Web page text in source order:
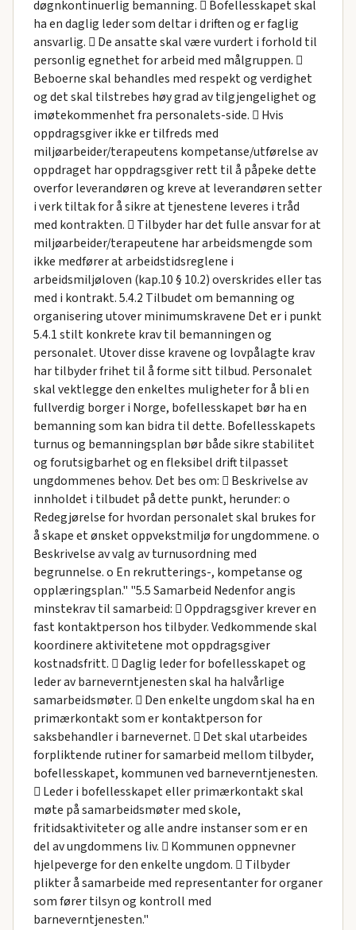
døgnkontinuerlig bemanning.  Bofellesskapet skal
ha en daglig leder som deltar i driften og er faglig
ansvarlig.  De ansatte skal være vurdert i forhold til
personlig egnethet for arbeid med målgruppen. 
Beboerne skal behandles med respekt og verdighet
og det skal tilstrebes høy grad av tilgjengelighet og
imøtekommenhet fra personalets-side.  Hvis
oppdragsgiver ikke er tilfreds med
miljøarbeider/terapeutens kompetanse/utførelse av
oppdraget har oppdragsgiver rett til å påpeke dette
overfor leverandøren og kreve at leverandøren setter
i verk tiltak for å sikre at tjenestene leveres i tråd
med kontrakten.  Tilbyder har det fulle ansvar for at
miljøarbeider/terapeutene har arbeidsmengde som
ikke medfører at arbeidstidsreglene i
arbeidsmiljøloven (kap.10 § 10.2) overskrides eller tas
med i kontrakt. 5.4.2 Tilbudet om bemanning og
organisering utover minimumskravene Det er i punkt
5.4.1 stilt konkrete krav til bemanningen og
personalet. Utover disse kravene og lovpålagte krav
har tilbyder frihet til å forme sitt tilbud. Personalet
skal vektlegge den enkeltes muligheter for å bli en
fullverdig borger i Norge, bofellesskapet bør ha en
bemanning som kan bidra til dette. Bofellesskapets
turnus og bemanningsplan bør både sikre stabilitet
og forutsigbarhet og en fleksibel drift tilpasset
ungdommenes behov. Det bes om:  Beskrivelse av
innholdet i tilbudet på dette punkt, herunder: o
Redegjørelse for hvordan personalet skal brukes for
å skape et ønsket oppvekstmiljø for ungdommene. o
Beskrivelse av valg av turnusordning med
begrunnelse. o En rekrutterings-, kompetanse og
opplæringsplan." "5.5 Samarbeid Nedenfor angis
minstekrav til samarbeid:  Oppdragsgiver krever en
fast kontaktperson hos tilbyder. Vedkommende skal
koordinere aktivitetene mot oppdragsgiver
kostnadsfritt.  Daglig leder for bofellesskapet og
leder av barneverntjenesten skal ha halvårlige
samarbeidsmøter.  Den enkelte ungdom skal ha en
primærkontakt som er kontaktperson for
saksbehandler i barnevernet.  Det skal utarbeides
forpliktende rutiner for samarbeid mellom tilbyder,
bofellesskapet, kommunen ved barneverntjenesten.
 Leder i bofellesskapet eller primærkontakt skal
møte på samarbeidsmøter med skole,
fritidsaktiviteter og alle andre instanser som er en
del av ungdommens liv.  Kommunen oppnevner
hjelpeverge for den enkelte ungdom.  Tilbyder
plikter å samarbeide med representanter for organer
som fører tilsyn og kontroll med
barneverntjenesten."